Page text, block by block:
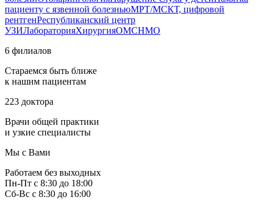
пациенту с язвенной болезньюМРТ/МСКТ, цифровой
рентгенРеспубликанский центр
УЗИЛабораторияХирургияОМСНМО
6 филиалов
Стараемся быть ближе
к нашим пациентам
223 доктора
Врачи общей практики
и узкие специалисты
Мы с Вами
Работаем без выходных
Пн-Пт с 8:30 до 18:00
Сб-Вс с 8:30 до 16:00